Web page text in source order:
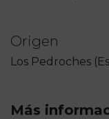
Origen
Los Pedroches
Más